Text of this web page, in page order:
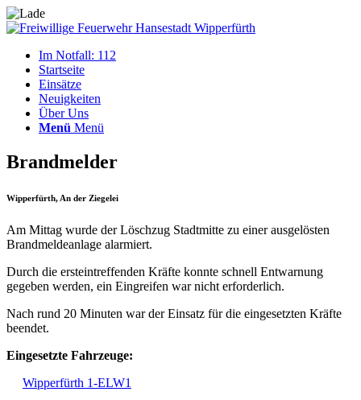
Im Notfall: 112
Startseite
Einsätze
Neuigkeiten
Über Uns
Menü Menü
Brandmelder
Wipperfürth, An der Ziegelei
Am Mittag wurde der Löschzug Stadtmitte zu einer ausgelösten
Brandmeldeanlage alarmiert.
Durch die ersteintreffenden Kräfte konnte schnell Entwarnung
gegeben werden, ein Eingreifen war nicht erforderlich.
Nach rund 20 Minuten war der Einsatz für die eingesetzten Kräfte
beendet.
Eingesetzte Fahrzeuge:
Wipperfürth 1-ELW1